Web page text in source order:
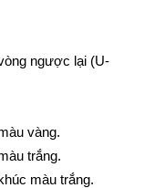
ngược lại (U-
vàng.
trắng.
màu trắng.